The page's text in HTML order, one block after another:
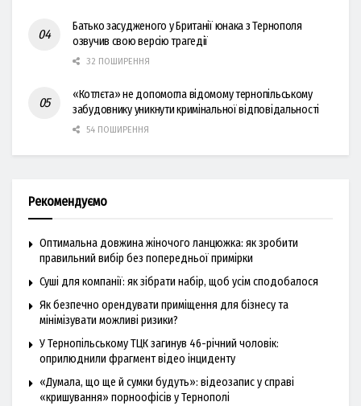
Батько засудженого у Британії юнака з Тернополя
озвучив свою версію трагедії
32 ПОШИРЕННЯ
«Котлєта» не допомогла відомому тернопільському
забудовнику уникнути кримінальної відповідальності
54 ПОШИРЕННЯ
Рекомендуємо
Оптимальна довжина жіночого ланцюжка: як зробити
правильний вибір без попередньої примірки
Суші для компанії: як зібрати набір, щоб усім сподобалося
Як безпечно орендувати приміщення для бізнесу та
мінімізувати можливі ризики?
У Тернопільському ТЦК загинув 46-річний чоловік:
оприлюднили фрагмент відео інциденту
«Думала, що ще й сумки будуть»: відеозапис у справі
«кришування» порноофісів у Тернополі